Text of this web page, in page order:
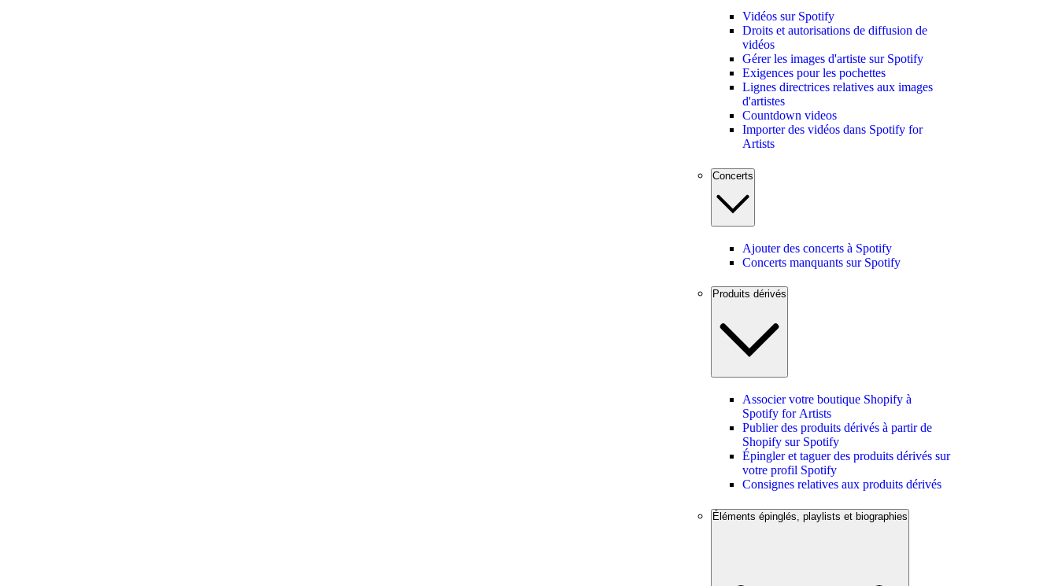
Vidéos sur Spotify
Droits et autorisations de diffusion de
vidéos
Gérer les images d'artiste sur Spotify
Exigences pour les pochettes
Lignes directrices relatives aux images
d'artistes
Countdown videos
Importer des vidéos dans Spotify for
Artists
Concerts
Ajouter des concerts à Spotify
Concerts manquants sur Spotify
Produits dérivés
Associer votre boutique Shopify à
Spotify for Artists
Publier des produits dérivés à partir de
Shopify sur Spotify
Épingler et taguer des produits dérivés sur
votre profil Spotify
Consignes relatives aux produits dérivés
Éléments épinglés, playlists et biographies